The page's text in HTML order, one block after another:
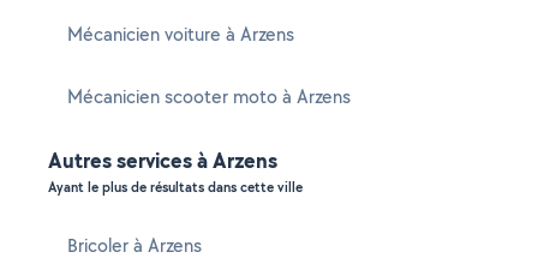
Mécanicien voiture à Arzens
Mécanicien scooter moto à Arzens
Autres services à Arzens
Ayant le plus de résultats dans cette ville
Bricoler à Arzens